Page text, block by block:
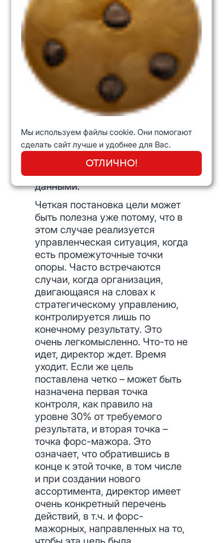
Первые три из приведенных в
таблице 1 стратегий – это
фундаментальные или базовые
стратегии, последующие
четыре – сквозные, т.е. они
присутствуют в первых трех.
Следует обратить внимание на
имеющую четыре политики
седьмую стратегию. В данном
ничего сделать, если
отсутствуют четкие
формулировки подкрепленные,
как правило, количественными
данными.
Четкая постановка цели может
быть полезна уже потому, что в
этом случае реализуется
управленческая ситуация, когда
есть промежуточные точки
опоры. Часто встречаются
случаи, когда организация,
двигающаяся на словах к
стратегическому управлению,
контролируется лишь по
конечному результату. Это
очень легкомысленно. Что-то не
идет, директор ждет. Время
уходит. Если же цель
поставлена четко – может быть
назначена первая точка
контроля, как правило на
уровне 30% от требуемого
результата, и вторая точка –
точка форс-мажора. Это
означает, что обратившись в
конце к этой точке, в том числе
и при создании нового
ассортимента, директор имеет
очень конкретный перечень
действий, в т.ч. и форс-
мажорных, направленных на то,
Мы используем файлы cookie. Они помогают
сделать сайт лучше и удобнее для Вас.
ОТЛИЧНО!